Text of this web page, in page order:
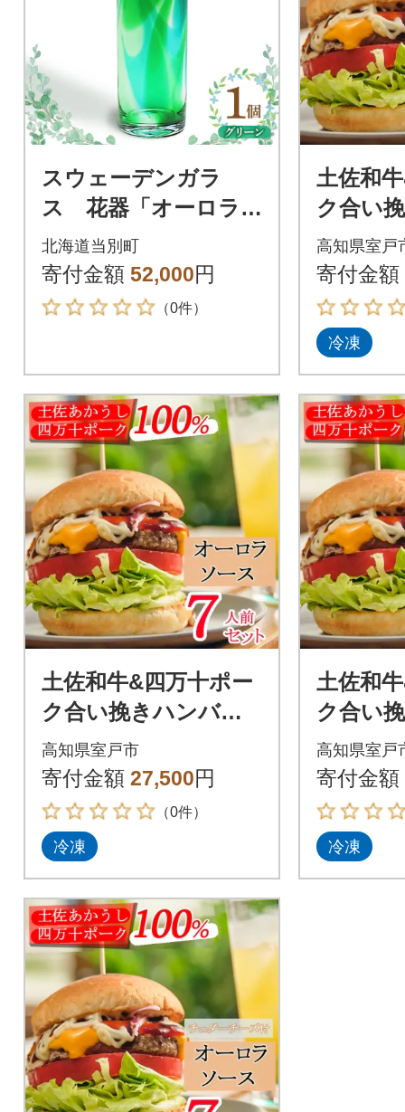
スウェーデンガラ
ス 花器「オーロラ」
グリーン_tb28-009
北海道当別町
寄付金額 52,000円
（0件）
土佐和
ク合い
ガーセ
ラソー
高知県室戸
寄付金額
冷凍
土佐和牛&四万十ポー
ク合い挽きハンバー
ガーセット【オーロ
ラソース】【7人前】
高知県室戸市
寄付金額 27,500円
（0件）
冷凍
土佐和
ク合い
チーズ
ト【オ
ス】【5
高知県室戸
寄付金額
冷凍